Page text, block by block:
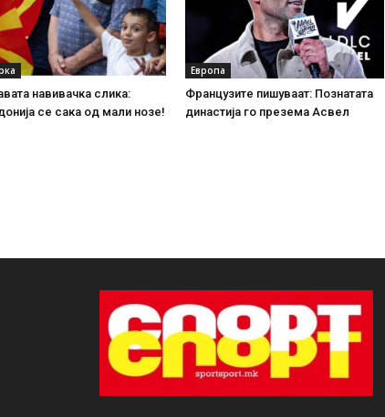
навивачка слика:
се сака од мали нозе!
Европа
Французите пишуваат: Познатата
династија го презема Асвел